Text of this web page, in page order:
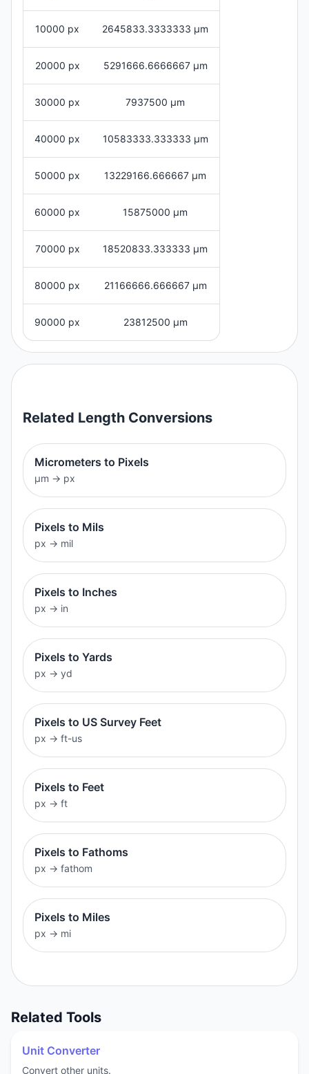
10000 px 2645833.3333333 μm
20000 px 5291666.6666667 μm
30000 px 7937500 μm
40000 px 10583333.333333 μm
50000 px 13229166.666667 μm
60000 px 15875000 μm
70000 px 18520833.333333 μm
80000 px 21166666.666667 μm
90000 px 23812500 μm
Related Length Conversions
Micrometers to Pixels
μm → px
Pixels to Mils
px → mil
Pixels to Inches
px → in
Pixels to Yards
px → yd
Pixels to US Survey Feet
px → ft-us
Pixels to Feet
px → ft
Pixels to Fathoms
px → fathom
Pixels to Miles
px → mi
Related Tools
Unit Converter
Convert other units.